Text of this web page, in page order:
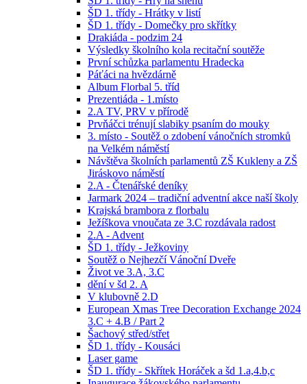
ŠD 1. třídy - Hrátky v listí
ŠD 1. třídy - Domečky pro skřítky
Drakiáda - podzim 24
Výsledky školního kola recitační soutěže
První schůzka parlamentu Hradecka
Páťáci na hvězdárně
Album Florbal 5. tříd
Prezentiáda - 1.místo
2.A TV, PRV v přírodě
Prvňáčci trénují slabiky psaním do mouky
3. místo - Soutěž o zdobení vánočních stromků
na Velkém náměstí
Návštěva školních parlamentů ZŠ Kukleny a ZŠ
Jiráskovo náměstí
2.A - Čtenářské deníky
Jarmark 2024 – tradiční adventní akce naší školy
Krajská brambora z florbalu
Ježíškova vnoučata ze 3.C rozdávala radost
2.A - Advent
ŠD 1. třídy - Ježkoviny
Soutěž o Nejhezčí Vánoční Dveře
Život ve 3.A, 3.C
dění v šd 2. A
V klubovně 2.D
European Xmas Tree Decoration Exchange 2024
3.C + 4.B / Part 2
Šachový střed/střet
ŠD 1. třídy - Kousáci
Laser game
ŠD 1. třídy - Skřítek Horáček a šd 1.a,4.b,c